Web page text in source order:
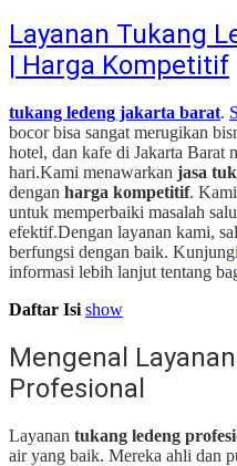
Layanan Tukang
| Harga Kompetitif
tukang ledeng jakarta barat.
bocor bisa sangat merugikan
hotel, dan kafe di Jakarta Barat
hari.Kami menawarkan jasa
dengan harga kompetitif.
untuk memperbaiki masalah
efektif.Dengan layanan kami,
berfungsi dengan baik. Kunjungi
informasi lebih lanjut tentang
Daftar Isi show
Mengenal
Profesional
Layanan tukang ledeng
air yang baik. Mereka ahli dan